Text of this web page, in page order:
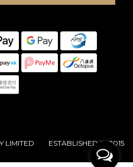
LIMITED ESTABLISHED IN 2015